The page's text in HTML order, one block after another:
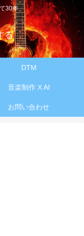
30年
する
DTM
音楽制作 X AI
お問い合わせ